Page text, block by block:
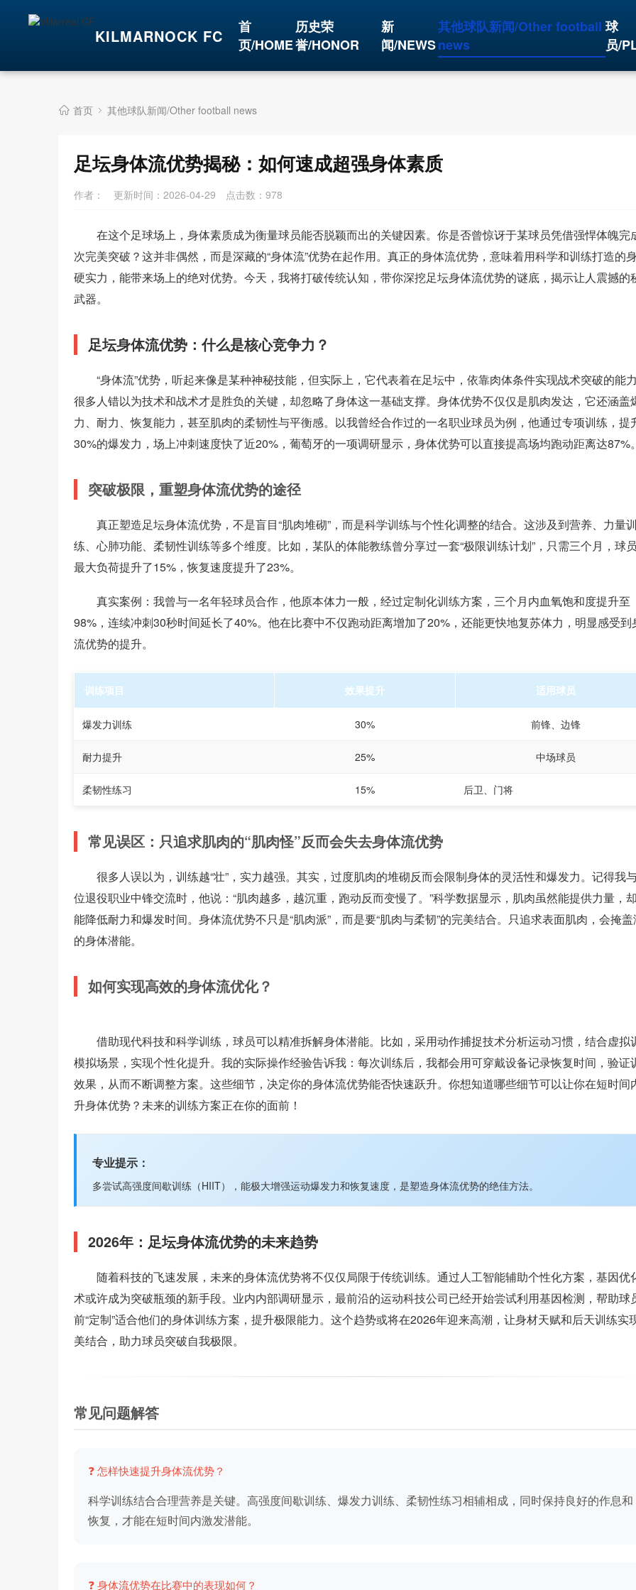
KILMARNOCK FC
首
页/HOME
历史荣
誉/HONOR
新
闻/NEWS
其他球队新闻/Other football
news
球
员/
首页 其他球队新闻/Other football news
足坛身体流优势揭秘：如何速成超强身体素质
作者： 更新时间：2026-04-29 点击数： 978
在这个足球场上，身体素质成为衡量球员能否脱颖而出的关键因素。你是否曾惊讶于某球员凭借强悍体魄完
次完美突破？这并非偶然，而是深藏的“身体流”优势在起作用。真正的身体流优势，意味着用科学和训练打造的
硬实力，能带来场上的绝对优势。今天，我将打破传统认知，带你深挖足坛身体流优势的谜底，揭示让人震撼的
武器。
足坛身体流优势：什么是核心竞争力？
“身体流”优势，听起来像是某种神秘技能，但实际上，它代表着在足坛中，依靠肉体条件实现战术突破的能力
很多人错以为技术和战术才是胜负的关键，却忽略了身体这一基础支撑。身体优势不仅仅是肌肉发达，它还涵盖
力、耐力、恢复能力，甚至肌肉的柔韧性与平衡感。以我曾经合作过的一名职业球员为例，他通过专项训练，提
30%的爆发力，场上冲刺速度快了近20%，葡萄牙的一项调研显示，身体优势可以直接提高场均跑动距离达87%。
突破极限，重塑身体流优势的途径
真正塑造足坛身体流优势，不是盲目“肌肉堆砌”，而是科学训练与个性化调整的结合。这涉及到营养、力量训
练、心肺功能、柔韧性训练等多个维度。比如，某队的体能教练曾分享过一套“极限训练计划”，只需三个月，球
最大负荷提升了15%，恢复速度提升了23%。
真实案例：我曾与一名年轻球员合作，他原本体力一般，经过定制化训练方案，三个月内血氧饱和度提升至
98%，连续冲刺30秒时间延长了40%。他在比赛中不仅跑动距离增加了20%，还能更快地复苏体力，明显感受到
流优势的提升。
训练项目 效果提升 适用球员
爆发力训练 30% 前锋、边锋
耐力提升 25% 中场球员
柔韧性练习 15% 后卫、门将
常见误区：只追求肌肉的“肌肉怪”反而会失去身体流优势
很多人误以为，训练越“壮”，实力越强。其实，过度肌肉的堆砌反而会限制身体的灵活性和爆发力。记得我
位退役职业中锋交流时，他说：“肌肉越多，越沉重，跑动反而变慢了。”科学数据显示，肌肉虽然能提供力量，
能降低耐力和爆发时间。身体流优势不只是“肌肉派”，而是要“肌肉与柔韧”的完美结合。只追求表面肌肉，会掩
的身体潜能。
如何实现高效的身体流优化？
借助现代科技和科学训练，球员可以精准拆解身体潜能。比如，采用动作捕捉技术分析运动习惯，结合虚拟
模拟场景，实现个性化提升。我的实际操作经验告诉我：每次训练后，我都会用可穿戴设备记录恢复时间，验证
效果，从而不断调整方案。这些细节，决定你的身体流优势能否快速跃升。你想知道哪些细节可以让你在短时间
升身体优势？未来的训练方案正在你的面前！
专业提示：
多尝试高强度间歇训练（HIIT），能极大增强运动爆发力和恢复速度，是塑造身体流优势的绝佳方法。
2026年：足坛身体流优势的未来趋势
随着科技的飞速发展，未来的身体流优势将不仅仅局限于传统训练。通过人工智能辅助个性化方案，基因优
术或许成为突破瓶颈的新手段。业内内部调研显示，最前沿的运动科技公司已经开始尝试利用基因检测，帮助球
前“定制”适合他们的身体训练方案，提升极限能力。这个趋势或将在2026年迎来高潮，让身材天赋和后天训练实
美结合，助力球员突破自我极限。
常见问题解答
❓ 怎样快速提升身体流优势？
科学训练结合合理营养是关键。高强度间歇训练、爆发力训练、柔韧性练习相辅相成，同时保持良好的作息和
恢复，才能在短时间内激发潜能。
❓ 身体流优势在比赛中的表现如何？